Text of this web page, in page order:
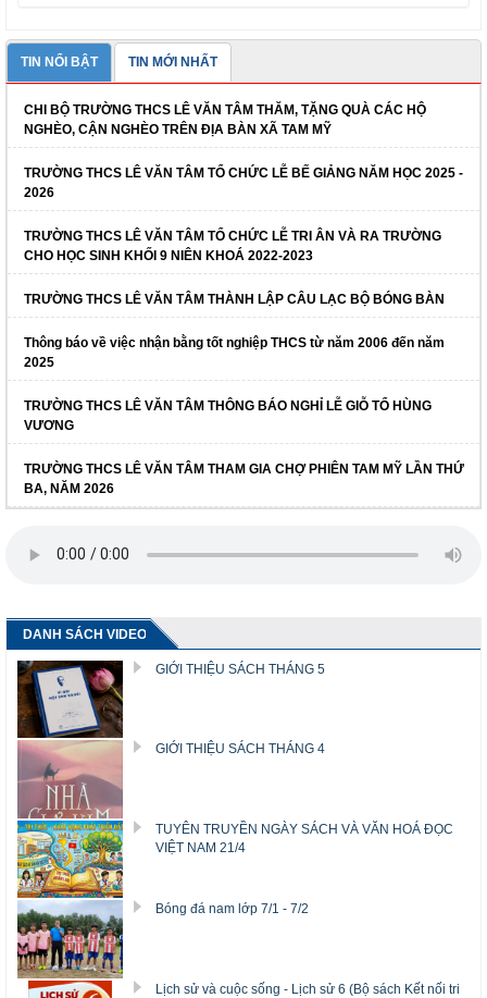
TIN NỔI BẬT TIN MỚI NHẤT
CHI BỘ TRƯỜNG THCS LÊ VĂN TÂM THĂM, TẶNG QUÀ CÁC HỘ
NGHÈO, CẬN NGHÈO TRÊN ĐỊA BÀN XÃ TAM MỸ
TRƯỜNG THCS LÊ VĂN TÂM TỔ CHỨC LỄ BẾ GIẢNG NĂM HỌC 2025 -
2026
TRƯỜNG THCS LÊ VĂN TÂM TỔ CHỨC LỄ TRI ÂN VÀ RA TRƯỜNG
CHO HỌC SINH KHỐI 9 NIÊN KHOÁ 2022-2023
TRƯỜNG THCS LÊ VĂN TÂM THÀNH LẬP CÂU LẠC BỘ BÓNG BÀN
Thông báo về việc nhận bằng tốt nghiệp THCS từ năm 2006 đến năm
2025
TRƯỜNG THCS LÊ VĂN TÂM THÔNG BÁO NGHỈ LỄ GIỖ TỔ HÙNG
VƯƠNG
TRƯỜNG THCS LÊ VĂN TÂM THAM GIA CHỢ PHIÊN TAM MỸ LẦN THỨ
BA, NĂM 2026
DANH SÁCH VIDEO
GIỚI THIỆU SÁCH THÁNG 5
GIỚI THIỆU SÁCH THÁNG 4
TUYÊN TRUYỀN NGÀY SÁCH VÀ VĂN HOÁ ĐỌC
VIỆT NAM 21/4
Bóng đá nam lớp 7/1 - 7/2
Lịch sử và cuộc sống - Lịch sử 6 (Bộ sách Kết nối tri